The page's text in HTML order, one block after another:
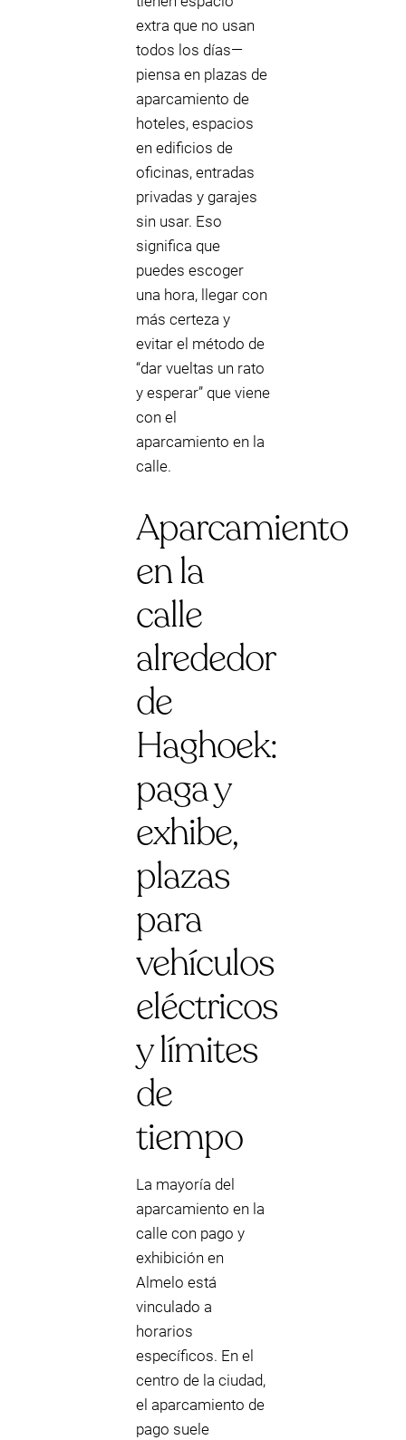
extra que no usan
todos los días—
piensa en plazas de
aparcamiento de
hoteles, espacios
en edificios de
oficinas, entradas
privadas y garajes
sin usar. Eso
significa que
puedes escoger
una hora, llegar con
más certeza y
evitar el método de
“dar vueltas un rato
y esperar” que viene
con el
aparcamiento en la
calle.
Aparcamiento
en la
calle
alrededor
de
Haghoek:
paga y
exhibe,
plazas
para
vehículos
eléctricos
y límites
de
tiempo
La mayoría del
aparcamiento en la
calle con pago y
exhibición en
Almelo está
vinculado a
horarios
específicos. En el
centro de la ciudad,
el aparcamiento de
pago suele